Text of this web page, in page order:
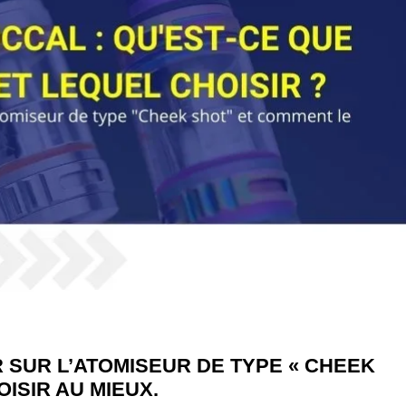
SUR L’ATOMISEUR DE TYPE « CHEEK
AU MIEUX.